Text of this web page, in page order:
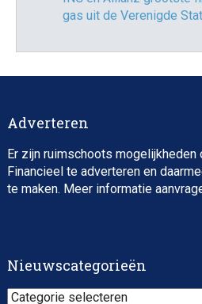
gas uit de Verenigde
Adverteren
Er zijn ruimschoots mogelijkheden
Financieel te adverteren en
te maken. Meer informatie
Nieuwscategorieën
Nieuwscategorieën